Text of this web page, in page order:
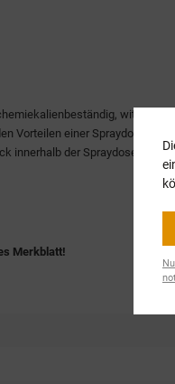
Vorteilen einer Spraydose.
innerhalb der Spraydose -
Merkblatt!